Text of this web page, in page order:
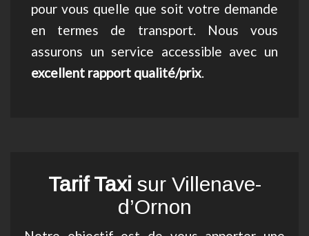
pour vous quelle que soit votre demande
en termes de transport. Nous vous
assurons un service accessible avec un
excellent rapport qualité/prix.
Tarif Taxi sur Villenave-
d’Ornon